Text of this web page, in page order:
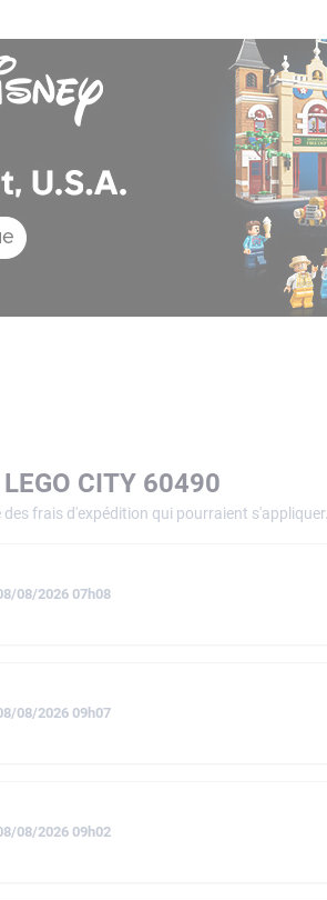
LEGO CITY 60490
frais d'expédition qui pourraient s'appliquer.
08/2026 07h08
08/2026 09h07
08/2026 09h02